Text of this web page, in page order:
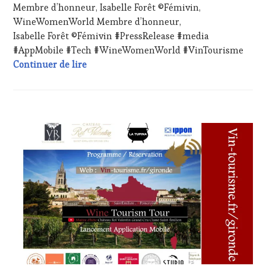
WINE
TASTING,
LIVE
STREAMING,
MASTERCLASS,
OENOTOURISME,
TERROIR,
RESTAURATEUR,
CHEF,
CUISINIER,
ŒNOLOGUE,
SOMMELIER,
SALONS
INTERNATIONAUX,
TASTING
MOVIE,
VIGNOBLES,
WINE
2024
Membre d’honneur, Isabelle Forêt ©Fémivin,
WineWomenWorld Membre d’honneur,
Isabelle Forêt ©Fémivin #PressRelease #media
#AppMobile #Tech #WineWomenWorld #VinTourisme
Continuer de lireMembre d’honneur, Isabelle Forêt
DE
CONFORT,
CLUB
WINE
TASTING
VOUCHER,
CÔTES-
DE-
PROVENCE,